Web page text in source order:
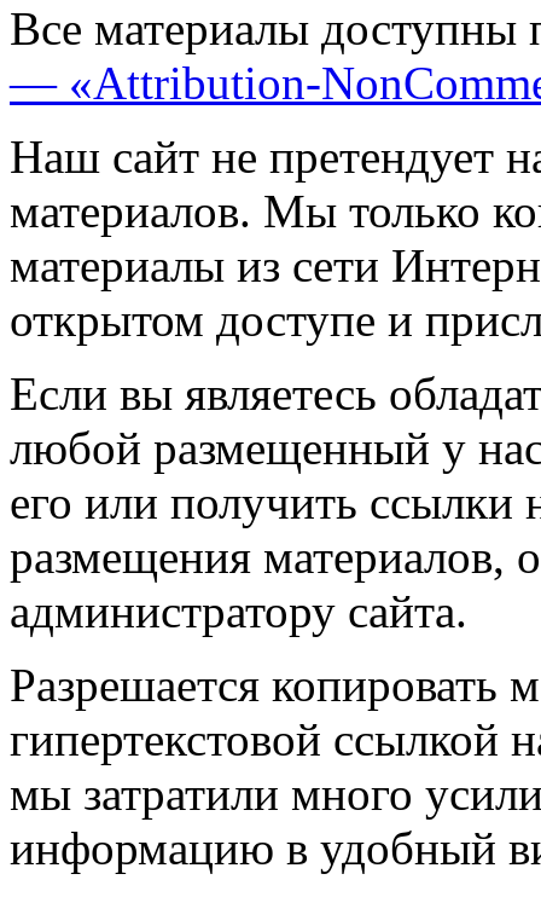
Все материалы доступны
— «Attribution-
Наш сайт не претендует
материалов. Мы только
материалы из сети
открытом доступе и
Если вы являетесь
любой размещенный у
его или получить ссылки
размещения материалов,
администратору сайта.
Разрешается копировать
гипертекстовой ссылкой
мы затратили много
информацию в удобный